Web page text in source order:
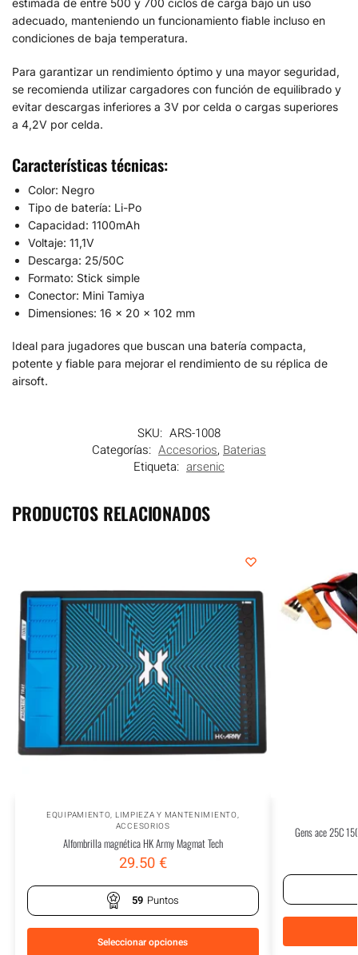
estimada de entre 500 y 700 ciclos de carga bajo un uso
adecuado, manteniendo un funcionamiento fiable incluso en
condiciones de baja temperatura.
Para garantizar un rendimiento óptimo y una mayor seguridad,
se recomienda utilizar cargadores con función de equilibrado y
evitar descargas inferiores a 3V por celda o cargas superiores
a 4,2V por celda.
Características técnicas:
Color: Negro
Tipo de batería: Li-Po
Capacidad: 1100mAh
Voltaje: 11,1V
Descarga: 25/50C
Formato: Stick simple
Conector: Mini Tamiya
Dimensiones: 16 x 20 x 102 mm
Ideal para jugadores que buscan una batería compacta,
potente y fiable para mejorar el rendimiento de su réplica de
airsoft.
SKU: ARS-1008
Categorías: Accesorios, Baterias
Etiqueta: arsenic
PRODUCTOS RELACIONADOS
EQUIPAMIENTO, LIMPIEZA Y MANTENIMIENTO,
ACCESORIOS
Alfombrilla magnética HK Army Magmat Tech
29.50€
59 Puntos
Seleccionar opciones
Gens ace 25C